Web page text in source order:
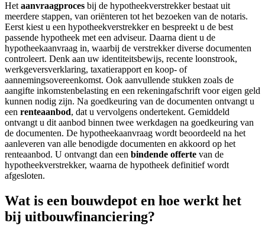
Het aanvraagproces bij de hypotheekverstrekker bestaat uit
meerdere stappen, van oriënteren tot het bezoeken van de notaris.
Eerst kiest u een hypotheekverstrekker en bespreekt u de best
passende hypotheek met een adviseur. Daarna dient u de
hypotheekaanvraag in, waarbij de verstrekker diverse documenten
controleert. Denk aan uw identiteitsbewijs, recente loonstrook,
werkgeversverklaring, taxatierapport en koop- of
aannemingsovereenkomst. Ook aanvullende stukken zoals de
aangifte inkomstenbelasting en een rekeningafschrift voor eigen geld
kunnen nodig zijn. Na goedkeuring van de documenten ontvangt u
een renteaanbod, dat u vervolgens ondertekent. Gemiddeld
ontvangt u dit aanbod binnen twee werkdagen na goedkeuring van
de documenten. De hypotheekaanvraag wordt beoordeeld na het
aanleveren van alle benodigde documenten en akkoord op het
renteaanbod. U ontvangt dan een bindende offerte van de
hypotheekverstrekker, waarna de hypotheek definitief wordt
afgesloten.
Wat is een bouwdepot en hoe werkt het
bij uitbouwfinanciering?